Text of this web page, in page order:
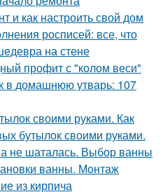
и как настроить свой дом
росписей: все, что
на стене
профит с "колом веси"
в домашнюю утварь: 107
своими руками. Как
бутылок своими руками.
не шаталась. Выбор ванны
ванны. Монтаж
из кирпича